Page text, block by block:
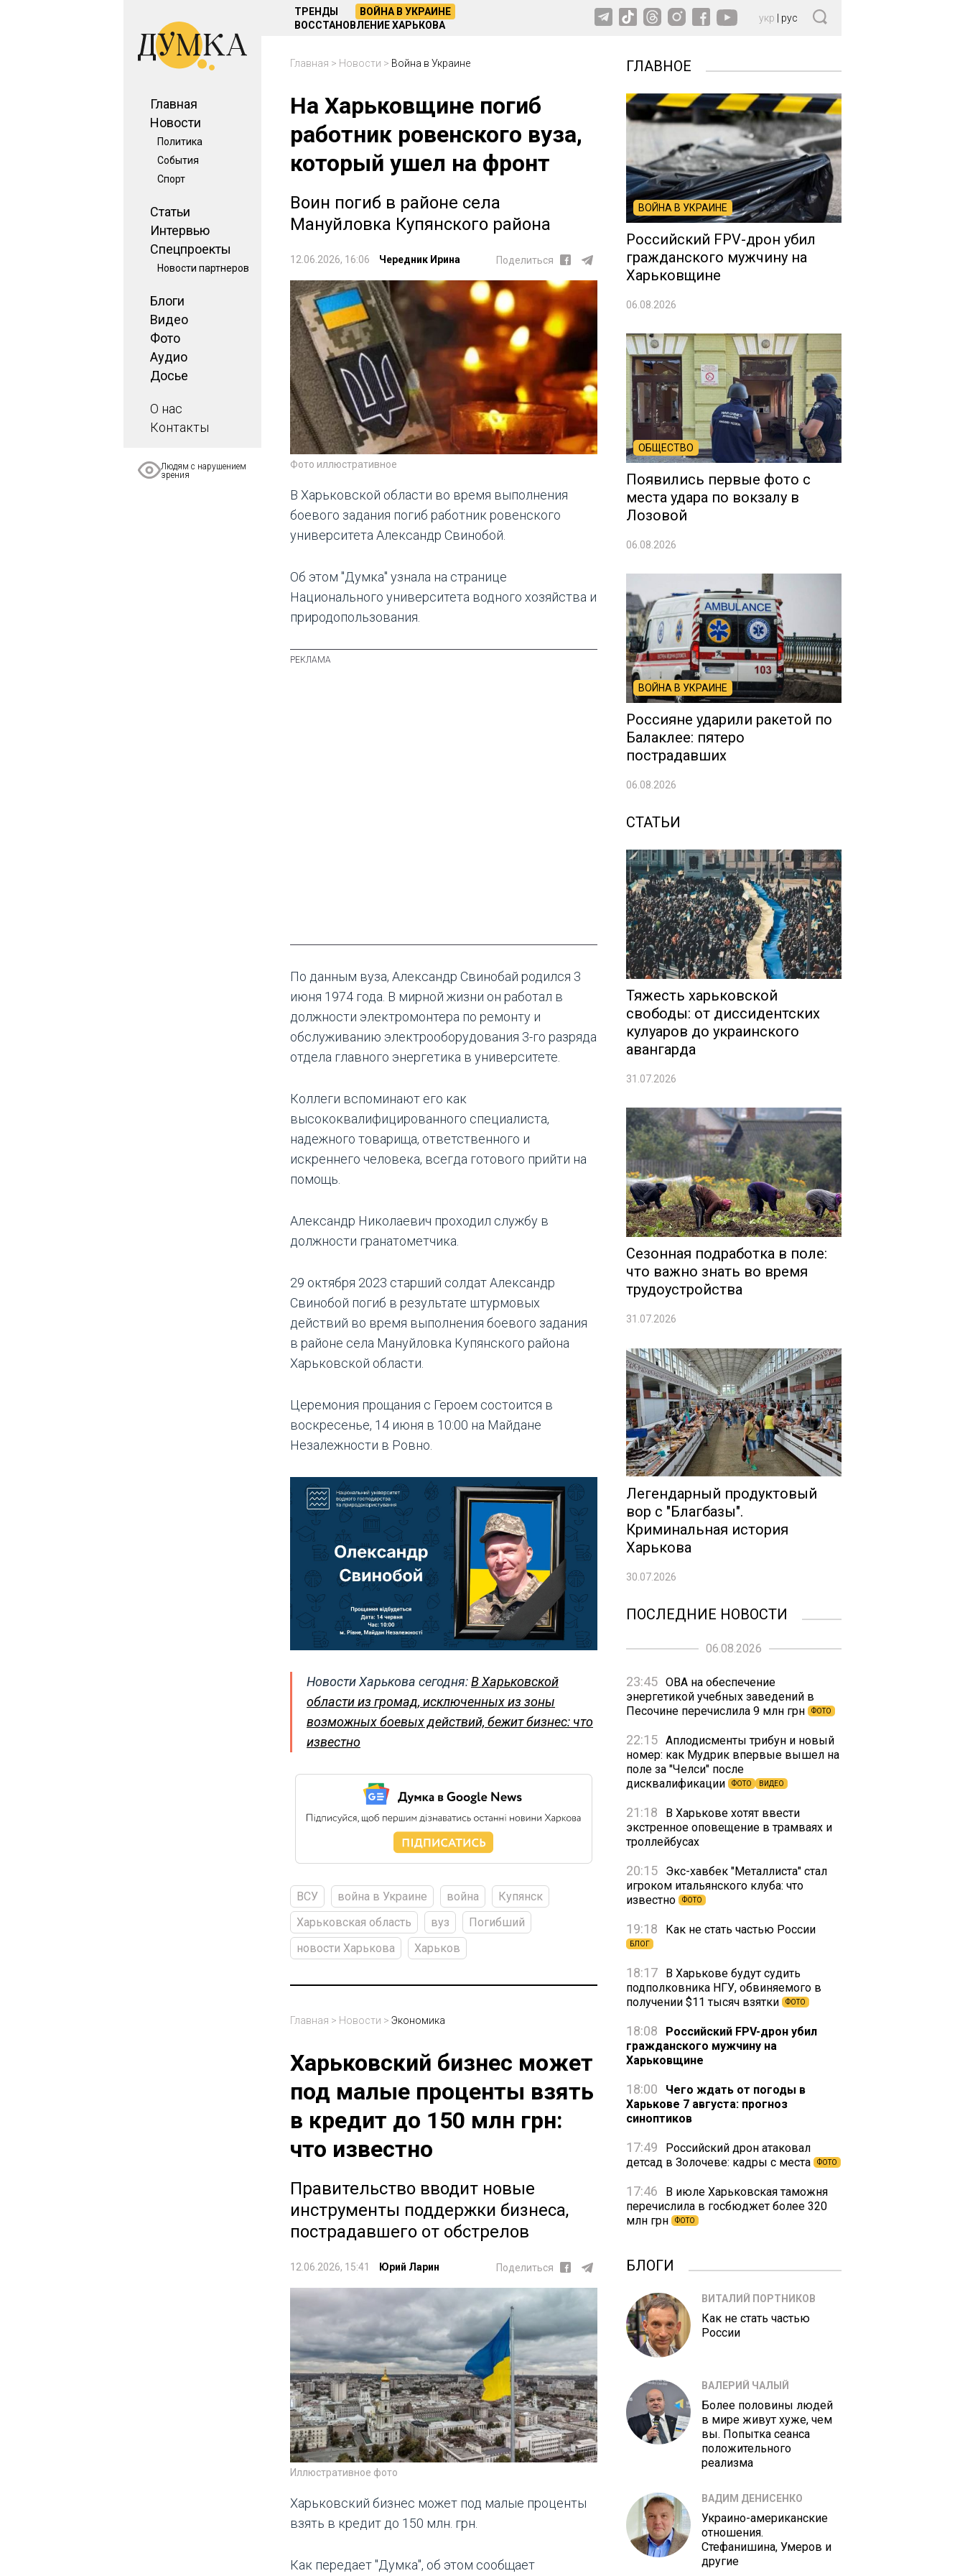
Главная
Новости
Политика
События
Спорт
Статьи
Интервью
Спецпроекты
Новости партнеров
Блоги
Видео
Фото
Аудио
Досье
О нас
Контакты
Людям с нарушением
зрения
ТРЕНДЫ
ВОЙНА В УКРАИНЕ
ВОССТАНОВЛЕНИЕ ХАРЬКОВА
укр рус
Главная > Новости > Война в Украине
На Харьковщине погиб
работник ровенского вуза,
который ушел на фронт
Воин погиб в районе села
Мануйловка Купянского района
12.06.2026, 16:06 Чередник Ирина Поделиться
Фото иллюстративное
В Харьковской области во время выполнения
боевого задания погиб работник ровенского
университета Александр Свинобой.
Об этом "Думка" узнала на странице
Национального университета водного хозяйства и
природопользования.
По данным вуза, Александр Свинобай родился 3
июня 1974 года. В мирной жизни он работал в
должности электромонтера по ремонту и
обслуживанию электрооборудования 3-го разряда
отдела главного энергетика в университете.
Коллеги вспоминают его как
высококвалифицированного специалиста,
надежного товарища, ответственного и
искреннего человека, всегда готового прийти на
помощь.
Александр Николаевич проходил службу в
должности гранатометчика.
29 октября 2023 старший солдат Александр
Свинобой погиб в результате штурмовых
действий во время выполнения боевого задания
в районе села Мануйловка Купянского района
Харьковской области.
Церемония прощания с Героем состоится в
воскресенье, 14 июня в 10:00 на Майдане
Незалежности в Ровно.
Новости Харькова сегодня:В Харьковской
области из громад, исключенных из зоны
возможных боевых действий, бежит бизнес: что
известно
ВСУ война в Украине война
Купянск
Харьковская область
вуз
Погибший
новости Харькова
Харьков
Главная > Новости > Экономика
Харьковский бизнес может
под малые проценты взять
в кредит до 150 млн грн:
что известно
Правительство вводит новые
инструменты поддержки бизнеса,
пострадавшего от обстрелов
12.06.2026, 15:41 Юрий Ларин Поделиться
Иллюстративное фото
Харьковский бизнес может под малые проценты
взять в кредит до 150 млн. грн.
Как передает "Думка", об этом сообщает
ГЛАВНОЕ
ВОЙНА В УКРАИНЕ
Российский FPV-дрон убил
гражданского мужчину на
Харьковщине
06.08.2026
ОБЩЕСТВО
Появились первые фото с
места удара по вокзалу в
Лозовой
06.08.2026
ВОЙНА В УКРАИНЕ
Россияне ударили ракетой по
Балаклее: пятеро
пострадавших
06.08.2026
СТАТЬИ
Тяжесть харьковской
свободы: от диссидентских
кулуаров до украинского
авангарда
31.07.2026
Сезонная подработка в поле:
что важно знать во время
трудоустройства
31.07.2026
Легендарный продуктовый
вор с "Благбазы".
Криминальная история
Харькова
30.07.2026
ПОСЛЕДНИЕ НОВОСТИ
06.08.2026
23:45 ОВА на обеспечение
энергетикой учебных заведений в
Песочине перечислила 9 млн грн
ФОТО
22:15 Аплодисменты трибун и новый
номер: как Мудрик впервые вышел на
поле за "Челси" после
дисквалификации
ФОТО ВИДЕО
21:18
В Харькове хотят ввести
экстренное оповещение в трамваях и
троллейбусах
20:15
Экс-хавбек "Металлиста" стал
игроком итальянского клуба: что
известно
ФОТО
19:18 Как не стать частью России
БЛОГ
18:17
В Харькове будут судить
подполковника НГУ, обвиняемого в
получении $11 тысяч взятки
ФОТО
18:08
Российский FPV-дрон убил
гражданского мужчину на
Харьковщине
18:00
Чего ждать от погоды в
Харькове 7 августа: прогноз
синоптиков
17:49
Российский дрон атаковал
детсад в Золочеве: кадры с места
ФОТО
17:46
В июле Харьковская таможня
перечислила в госбюджет более 320
млн грн
ФОТО
БЛОГИ
ВИТАЛИЙ ПОРТНИКОВ
Как не стать частью
России
ВАЛЕРИЙ ЧАЛЫЙ
Более половины людей
в мире живут хуже, чем
вы. Попытка сеанса
положительного
реализма
ВАДИМ ДЕНИСЕНКО
Украино-американские
отношения.
Стефанишина, Умеров и
другие